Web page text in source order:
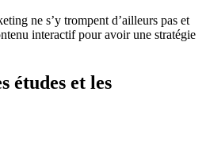
ne s’y trompent d’ailleurs pas et
interactif pour avoir une stratégie
études et les